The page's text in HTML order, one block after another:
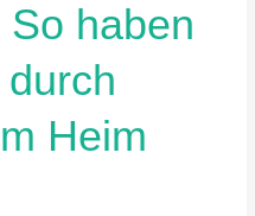
haben
Heim